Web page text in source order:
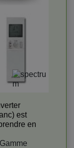
est
en